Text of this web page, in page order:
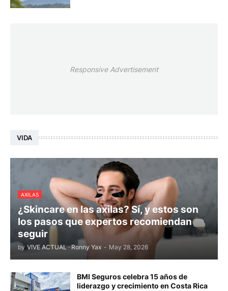
Responsive Advertisement
VIDA
AXILAS
¿Skincare en las axilas? Sí, y estos son
los pasos que expertos recomiendan
seguir
by VIVE ACTUAL · Ronny Yax - May 28, 2026
BMI Seguros celebra 15 años de
liderazgo y crecimiento en Costa Rica